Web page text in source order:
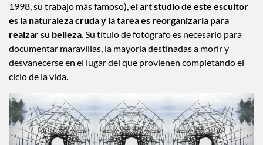
1998, su trabajo más famoso),el art studio de este escultor
es la naturaleza cruda y la tarea es reorganizarla para
realzar su belleza. Su título de fotógrafo es necesario para
documentar maravillas, la mayoría destinadas a morir y
desvanecerse en el lugar del que provienen completando el
ciclo de la vida.